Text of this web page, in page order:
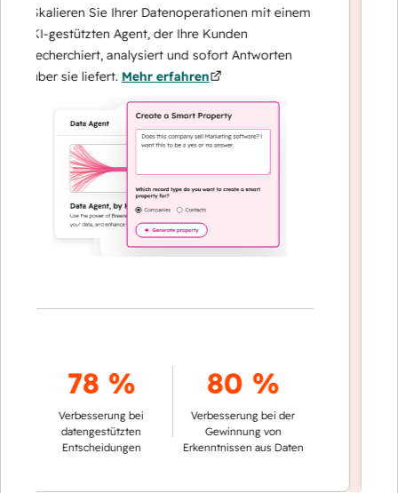
Skalieren Sie Ihrer Datenoperationen mit einem
KI-gestützten Agent, der Ihre Kunden
recherchiert, analysiert und sofort Antworten
über sie liefert.Mehr erfahren
78 %
Verbesserung bei
datengestützten
Entscheidungen
80 %
Verbesserung bei der
Gewinnung von
Erkenntnissen aus Daten